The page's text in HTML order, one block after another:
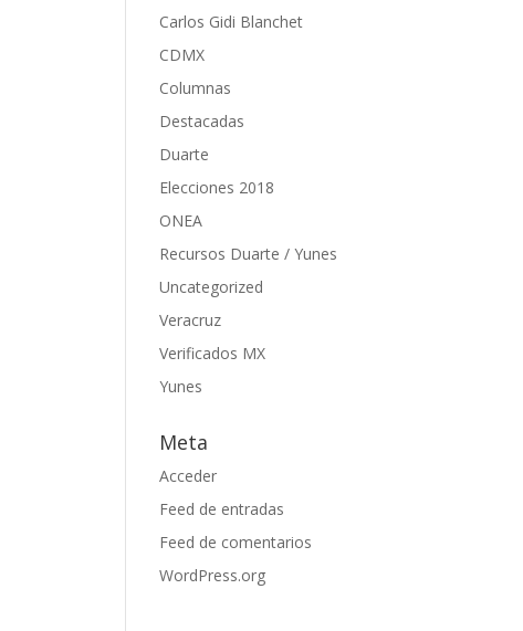
Carlos Gidi Blanchet
CDMX
Columnas
Destacadas
Duarte
Elecciones 2018
ONEA
Recursos Duarte / Yunes
Uncategorized
Veracruz
Verificados MX
Yunes
Meta
Acceder
Feed de entradas
Feed de comentarios
WordPress.org